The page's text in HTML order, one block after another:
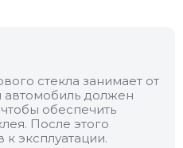
стекла занимает от
автомобиль должен
обеспечить
После этого
к эксплуатации.